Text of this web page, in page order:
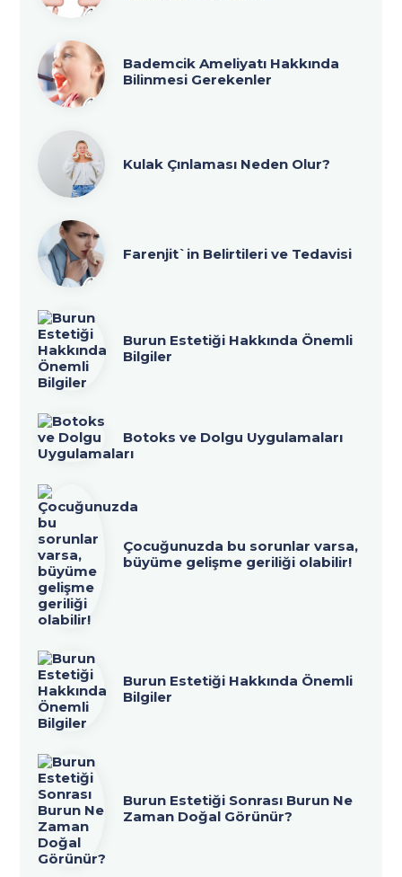
Bademcik Ameliyatı Hakkında
Bilinmesi Gerekenler
Kulak Çınlaması Neden Olur?
Farenjit`in Belirtileri ve Tedavisi
Burun Estetiği Hakkında Önemli
Bilgiler
Botoks ve Dolgu Uygulamaları
Çocuğunuzda bu sorunlar varsa,
büyüme gelişme geriliği olabilir!
Burun Estetiği Hakkında Önemli
Bilgiler
Burun Estetiği Sonrası Burun Ne
Zaman Doğal Görünür?